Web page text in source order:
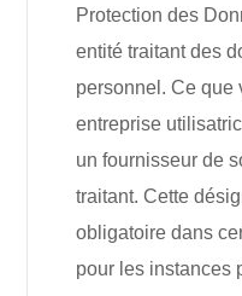
Protection des
entité traitant des
personnel. Ce que
entreprise
un fournisseur de
traitant. Cette
obligatoire dans
pour les instances